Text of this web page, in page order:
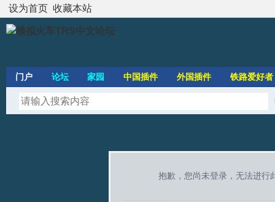
设为首页 收藏本站
门户 论坛 家园 中国插件 外国插件 铁路爱好者
抱歉，您尚未登录，无法进行